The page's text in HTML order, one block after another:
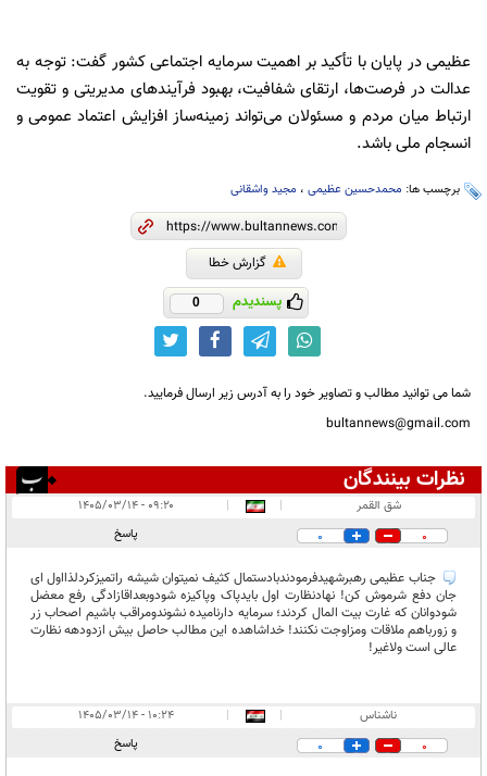
عظیمی در پایان با تأکید بر اهمیت سرمایه اجتماعی کشور گفت: توجه به
عدالت در فرصت‌ها، ارتقای شفافیت، بهبود فرآیندهای مدیریتی و تقویت
ارتباط میان مردم و مسئولان می‌تواند زمینه‌ساز افزایش اعتماد عمومی و
انسجام ملی باشد.
برچسب ها: محمدحسین عظیمی ، مجید واشقانی
گزارش خطا
پسندیدم 0
شما می توانید مطالب و تصاویر خود را به آدرس زیر ارسال فرمایید.
bultannews@gmail.com
نظرات بینندگان
در انتظار بررسی:
شق القمر |
|
۰۹:۲۰ - ۱۴۰۵/۰۳/۱۴
0
0 پاسخ
جناب عظیمی رهبرشهیدفرمودندبادستمال کثیف نمیتوان شیشه راتمیزکردلذااول ای
جان دفع شرموش کن! نهادنظارت اول بایدپاک وپاکیزه شودوبعداقازادگی رفع معضل
شودوانان که غارت بیت المال کردند؛ سرمایه دارنامیده نشوندومراقب باشیم اصحاب زر
و زورباهم ملاقات ومزاوجت نکنند! خداشاهده این مطالب حاصل بیش ازدودهه نظارت
عالی است ولاغیر!
ناشناس |
|
۱۰:۲۴ - ۱۴۰۵/۰۳/۱۴
0
0 پاسخ